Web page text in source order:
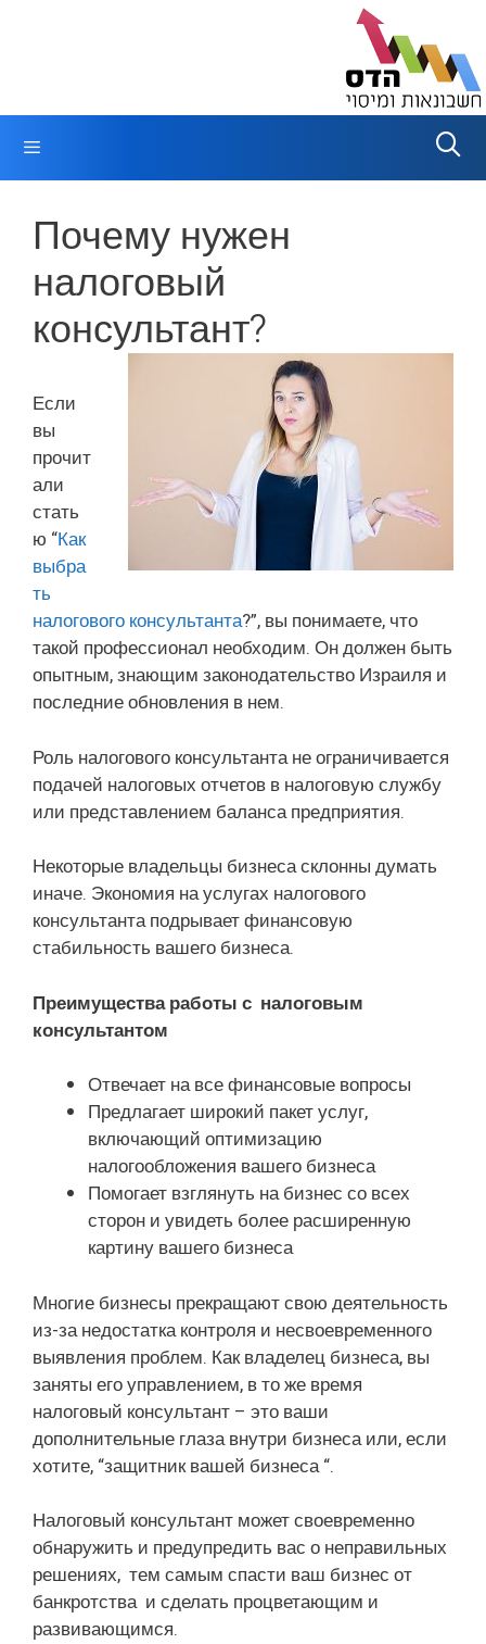
Почему нужен
налоговый
консультант?
Если
вы
прочит
али
стать
ю “Как
выбра
ть
налогового консультанта?”, вы понимаете, что
такой профессионал необходим. Он должен быть
опытным, знающим законодательство Израиля и
последние обновления в нем.
Роль налогового консультанта не ограничивается
подачей налоговых отчетов в налоговую службу
или представлением баланса предприятия.
Некоторые владельцы бизнеса склонны думать
иначе. Экономия на услугах налогового
консультанта подрывает финансовую
стабильность вашего бизнеса.
Преимущества работы с налоговым
консультантом
Отвечает на все финансовые вопросы
Предлагает широкий пакет услуг,
включающий оптимизацию
налогообложения вашего бизнеса
Помогает взглянуть на бизнес со всех
сторон и увидеть более расширенную
картину вашего бизнеса
Многие бизнесы прекращают свою деятельность
из-за недостатка контроля и несвоевременного
выявления проблем. Как владелец бизнеса, вы
заняты его управлением, в то же время
налоговый консультант – это ваши
дополнительные глаза внутри бизнеса или, если
хотите, “защитник вашей бизнеса “.
Налоговый консультант может своевременно
обнаружить и предупредить вас о неправильных
решениях, тем самым спасти ваш бизнес от
банкротства и сделать процветающим и
развивающимся.